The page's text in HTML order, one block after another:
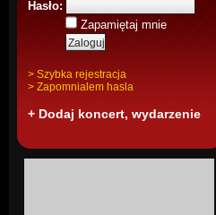
Hasło:
Zapamiętaj mnie
> Szybka rejestracja
> Zapomnialem hasla
+ Dodaj koncert, wydarzenie